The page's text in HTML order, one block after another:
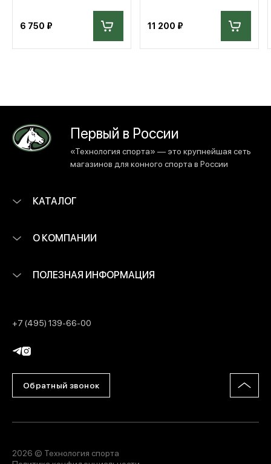
6 750 ₽ 11 200 ₽
Первый в России
«Технология спорта» — это крупнейшая сеть
магазинов для конного спорта в России
КАТАЛОГ
О КОМПАНИИ
ПОЛЕЗНАЯ ИНФОРМАЦИЯ
+7 (495) 139-66-00
Обратный звонок
2026 © Технология спорта